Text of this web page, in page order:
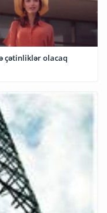
çətinliklər olacaq